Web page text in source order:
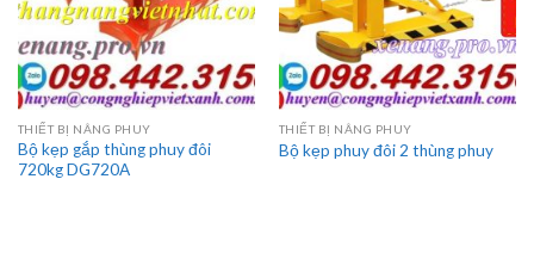
THIẾT BỊ NÂNG PHUY
Bộ kẹp gắp thùng phuy đôi
720kg DG720A
THIẾT BỊ NÂNG PHUY
Bộ kẹp phuy đôi 2 thùng phuy